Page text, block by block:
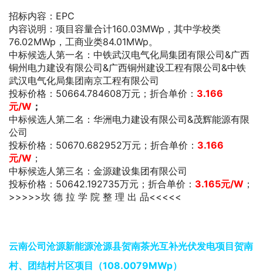
招标内容：EPC
内容说明：项目容量合计160.03MWp，其中学校类
76.02MWp，工商业类84.01MWp。
中标候选人第一名：中铁武汉电气化局集团有限公司&广西
铜州电力建设有限公司&广西铜州建设工程有限公司&中铁
武汉电气化局集团南京工程有限公司
投标价格：50664.784608万元；折合单价： 3.166
元/W ；
中标候选人第二名：华洲电力建设有限公司&茂辉能源有限
公司
投标价格：50670.682952万元；折合单价： 3.166
元/W ；
中标候选人第三名：金源建设集团有限公司
投标价格：50642.192735万元；折合单价： 3.165元/W ；
>>>>>坎 德 拉 学 院 整 理 出 品<<<<<
云南公司沧源新能源沧源县贺南茶光互补光伏发电项目贺南
村、团结村片区项目（108.0079MWp）